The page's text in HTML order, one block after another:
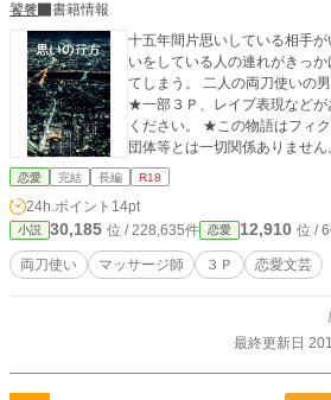
饕餮
書籍情報
十五年間片思いしている相手
いをしている人の連れがきっ
てしまう。 二人の両刀使いの男に翻弄される主人公のお話。
★一部３Ｐ、レイプ表現など
ください。 ★この物語はフィクションです。実在の人物及び
団体等とは一切関係ありません
恋愛 完結 長編 R18
24h.ポイント 14pt
小説 30,185 位 / 228,635件 恋愛 12,910 位 /
両刀使い マッサージ師 ３Ｐ 恋愛文芸
最終更新日